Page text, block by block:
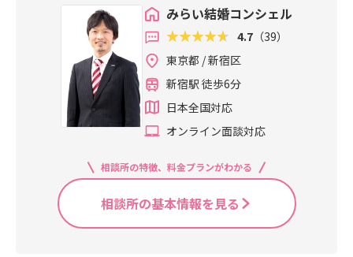
みらい結婚コンシェル
4.7 （39）
東京都 / 新宿区
新宿駅 徒歩6分
日本全国対応
オンライン面談対応
相談所の特徴、料金プランがわかる
相談所の基本情報を見る